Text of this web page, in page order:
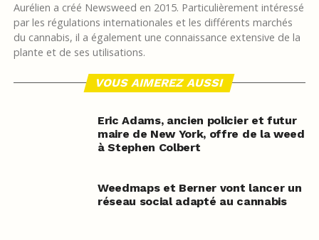
Aurélien a créé Newsweed en 2015. Particulièrement intéressé
par les régulations internationales et les différents marchés
du cannabis, il a également une connaissance extensive de la
plante et de ses utilisations.
VOUS AIMEREZ AUSSI
Eric Adams, ancien policier et futur
maire de New York, offre de la weed
à Stephen Colbert
Weedmaps et Berner vont lancer un
réseau social adapté au cannabis